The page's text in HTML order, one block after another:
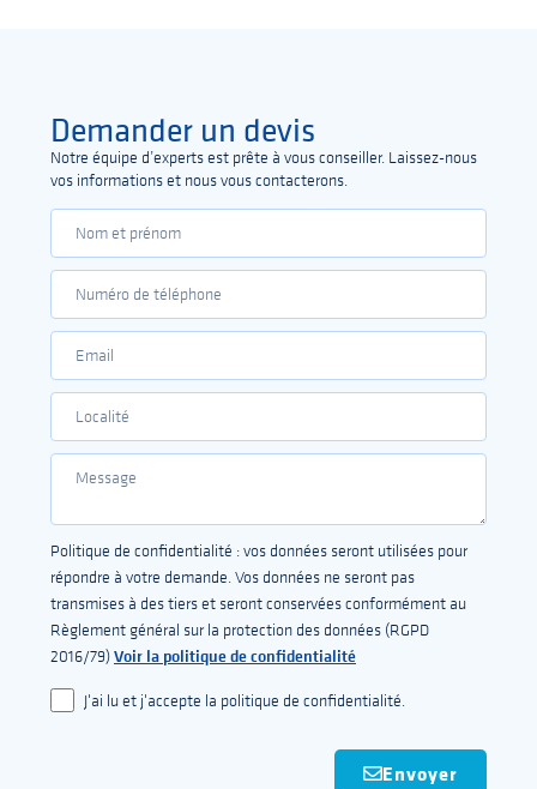
Demander un devis
Notre équipe d’experts est prête à vous conseiller. Laissez-nous
vos informations et nous vous contacterons.
Politique de confidentialité : vos données seront utilisées pour
répondre à votre demande. Vos données ne seront pas
transmises à des tiers et seront conservées conformément au
Règlement général sur la protection des données (RGPD
2016/79)Voir la politique de confidentialité
J'ai lu et j'accepte la politique de confidentialité.
Envoyer